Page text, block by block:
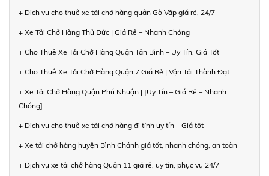
+ Dịch vụ cho thuê xe tải chở hàng quận Gò Vấp giá rẻ, 24/7
+ Xe Tải Chở Hàng Thủ Đức | Giá Rẻ – Nhanh Chóng
+ Cho Thuê Xe Tải Chở Hàng Quận Tân Bình – Uy Tín, Giá Tốt
+ Cho Thuê Xe Tải Chở Hàng Quận 7 Giá Rẻ | Vận Tải Thành Đạt
+ Xe Tải Chở Hàng Quận Phú Nhuận | [Uy Tín – Giá Rẻ – Nhanh
Chóng]
+ Dịch vụ cho thuê xe tải chở hàng đi tỉnh uy tín – Giá tốt
+ Xe tải chở hàng huyện Bình Chánh giá tốt, nhanh chóng, an toàn
+ Dịch vụ xe tải chở hàng Quận 11 giá rẻ, uy tín, phục vụ 24/7